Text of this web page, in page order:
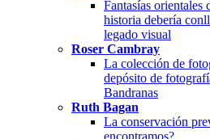
Fantasías orientales
historia debería
legado visual
Roser Cambray
La colección de
depósito de
Bandranas
Ruth Bagan
La conservación